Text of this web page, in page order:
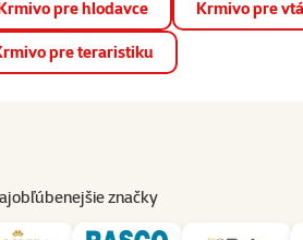
Super zoo.Viac informácií
pre hlodavce Krmivo pre
pre teraristiku
značky
Služby